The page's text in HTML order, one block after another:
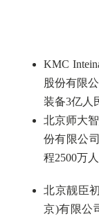
KMC
股份有限
装备3亿人
北京师大
份有限公
程2500万
北京靓臣
京)有限公